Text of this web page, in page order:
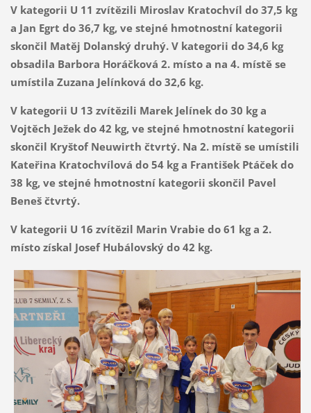
V kategorii U 11 zvítězili Miroslav Kratochvíl do 37,5 kg
a Jan Egrt do 36,7 kg, ve stejné hmotnostní kategorii
skončil Matěj Dolanský druhý. V kategorii do 34,6 kg
obsadila Barbora Horáčková 2. místo a na 4. místě se
umístila Zuzana Jelínková do 32,6 kg.
V kategorii U 13 zvítězili Marek Jelínek do 30 kg a
Vojtěch Ježek do 42 kg, ve stejné hmotnostní kategorii
skončil Kryštof Neuwirth čtvrtý. Na 2. místě se umístili
Kateřina Kratochvílová do 54 kg a František Ptáček do
38 kg, ve stejné hmotnostní kategorii skončil Pavel
Beneš čtvrtý.
V kategorii U 16 zvítězil Marin Vrabie do 61 kg a 2.
místo získal Josef Hubálovský do 42 kg.